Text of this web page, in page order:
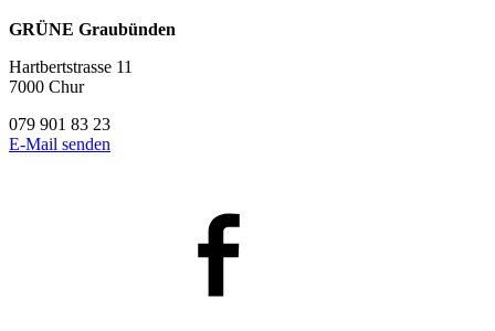
GRÜNE Graubünden
Hartbertstrasse 11
7000 Chur
079 901 83 23
E-Mail senden